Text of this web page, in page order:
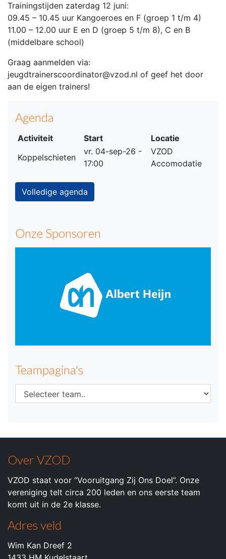
Trainingstijden zaterdag 12 juni:
09.45 – 10.45 uur Kangoeroes en F (groep 1 t/m 4)
11.00 – 12.00 uur E en D (groep 5 t/m 8), C en B
(middelbare school)
Graag aanmelden via:
jeugdtrainerscoordinator@vzod.nl of geef het door
aan de eigen trainers!
Agenda
Activiteit Start
Locatie
Koppelschieten
vr. 04-sep-26 -
17:00
VZOD
Accomodatie
Volledige agenda
Onze Sponsoren
Teampagina's
Over VZOD
VZOD staat voor “Vooruitgang Zij Ons Doel”. Onze
vereniging telt circa 200 leden en ons eerste team
komt uit in de 2e klasse.
Adres veld
Wim Kan Dreef 2